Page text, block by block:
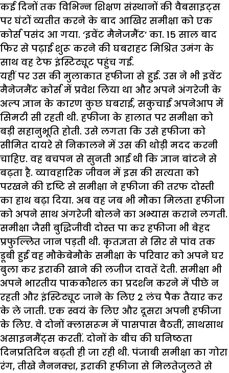
कई दिनों तक विभिन्न शिक्षण संस्थानों की वैबसाइट्स
पर घंटों व्यतीत करने के बाद आखिर समीक्षा को एक
कोर्स पसंद आ गया. ‘इवेंट मैनेजमैंट’ का. 15 साल बाद
फिर से पढ़ाई शुरू करने की घबराहट मिश्रित उमंग के
साथ वह टेफ इंस्टिट्यूट पहुंच गई.
यहीं पर उस की मुलाकात हफीजा से हुई. उस ने भी इवेंट
मैनेजमैंट कोर्स में प्रवेश लिया था और अपने अंगरेजी के
अल्प ज्ञान के कारण कुछ घबराई, सकुचाई अपनेआप में
सिमटी सी रहती थी. हफीजा के हालात पर समीक्षा को
बड़ी सहानुभूति होती. उसे लगता कि उसे हफीजा को
सीमित दायरे से निकालने में उस की थोड़ी मदद करनी
चाहिए. वह बचपन से सुनती आई थी कि ज्ञान बांटने से
बढ़ता है. व्यावहारिक जीवन में इस की सत्यता को
परखने की दृष्टि से समीक्षा ने हफीजा की तरफ दोस्ती
का हाथ बढ़ा दिया. अब वह जब भी मौका मिलता हफीजा
को अपने साथ अंगरेजी बोलने का अभ्यास कराने लगती.
समीक्षा जैसी बुद्धिजीवी दोस्त पा कर हफीजा भी बेहद
प्रफुल्लित जान पड़ती थी. कृतज्ञता से सिर से पांव तक
डूबी हुई वह मौकेबेमौके समीक्षा के परिवार को अपने घर
बुला कर इराकी खाने की लजीज दावतें देती. समीक्षा भी
अपने भारतीय पाककौशल का प्रदर्शन करने में पीछे न
रहती और इंस्टिट्यूट जाने के लिए 2 लंच पैक तैयार कर
के ले जाती. एक स्वयं के लिए और दूसरा अपनी हफीजा
के लिए. वे दोनों क्लासरूम में पासपास बैठतीं, साथसाथ
असाइनमैंट्स करतीं. दोनों के बीच की घनिष्ठता
दिनप्रतिदिन बढ़ती ही जा रही थी. पंजाबी समीक्षा का गोरा
रंग, तीखे नैननक्श, इराकी हफीजा से मिलतेजुलते से